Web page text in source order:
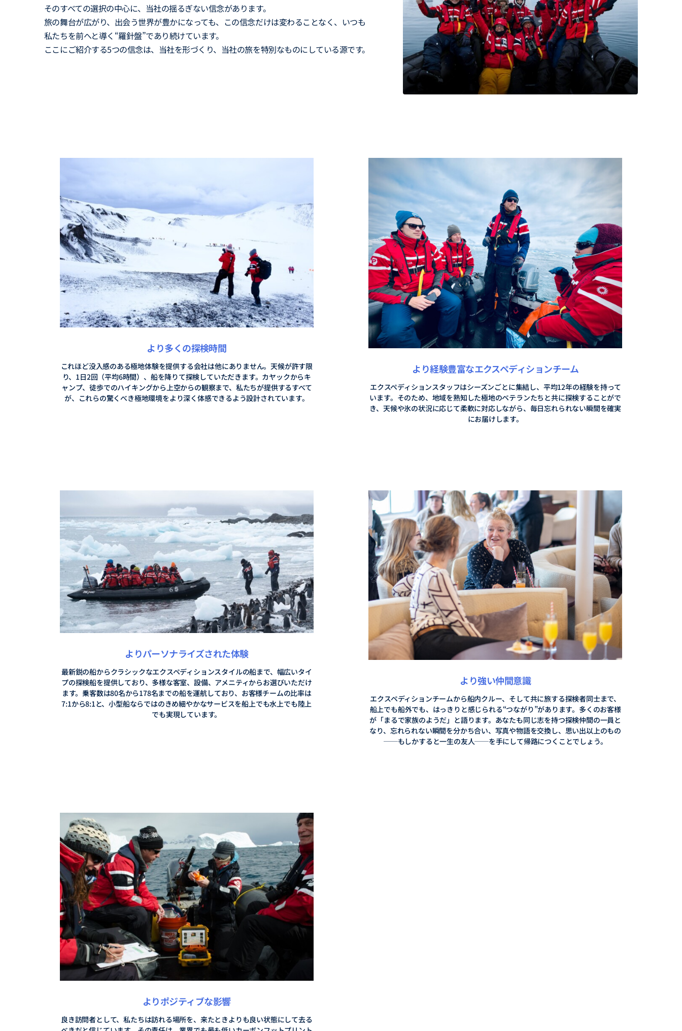
そのすべての選択の中心に、当社の揺るぎない信念があります。
旅の舞台が広がり、出会う世界が豊かになっても、この信念だけは変わることなく、いつも
私たちを前へと導く“羅針盤”であり続けています。
ここにご紹介する5つの信念は、当社を形づくり、当社の旅を特別なものにしている源です。
より多くの探検時間
これほど没入感のある極地体験を提供する会社は他にありません。天候が許す限
り、1日2回（平均6時間）、船を降りて探検していただきます。カヤックからキ
ャンプ、徒歩でのハイキングから上空からの観察まで、私たちが提供するすべて
が、これらの驚くべき極地環境をより深く体感できるよう設計されています。
より経験豊富なエクスペディションチーム
エクスペディションスタッフはシーズンごとに集結し、平均12年の経験を持って
います。そのため、地域を熟知した極地のベテランたちと共に探検することがで
き、天候や氷の状況に応じて柔軟に対応しながら、毎日忘れられない瞬間を確実
にお届けします。
よりパーソナライズされた体験
最新鋭の船からクラシックなエクスペディションスタイルの船まで、幅広いタイ
プの探検船を提供しており、多様な客室、設備、アメニティからお選びいただけ
ます。乗客数は80名から178名までの船を運航しており、お客様チームの比率は
7:1から8:1と、小型船ならではのきめ細やかなサービスを船上でも水上でも陸上
でも実現しています。
より強い仲間意識
エクスペディションチームから船内クルー、そして共に旅する探検者同士まで、
船上でも船外でも、はっきりと感じられる“つながり”があります。多くのお客様
が「まるで家族のようだ」と語ります。あなたも同じ志を持つ探検仲間の一員と
なり、忘れられない瞬間を分かち合い、写真や物語を交換し、思い出以上のもの
──もしかすると一生の友人──を手にして帰路につくことでしょう。
よりポジティブな影響
良き訪問者として、私たちは訪れる場所を、来たときよりも良い状態にして去る